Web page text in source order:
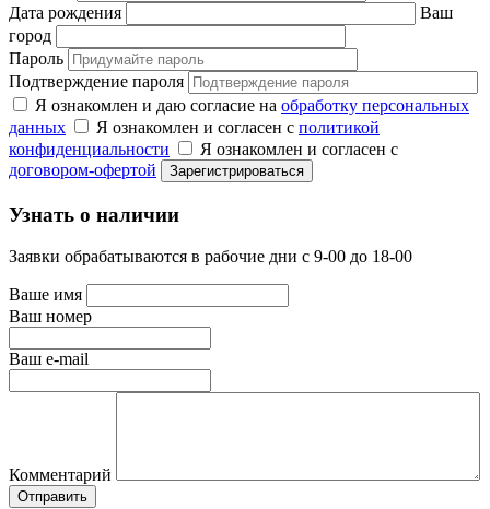
Дата рождения
Ваш
город
Пароль
Подтверждение пароля
Я ознакомлен и даю согласие на обработку персональных
данных
Я ознакомлен и согласен с политикой
конфиденциальности
Я ознакомлен и согласен с
договором-офертой
Узнать о наличии
Заявки обрабатываются в рабочие дни с 9-00 до 18-00
Ваше имя
Ваш номер
Ваш e-mail
Комментарий